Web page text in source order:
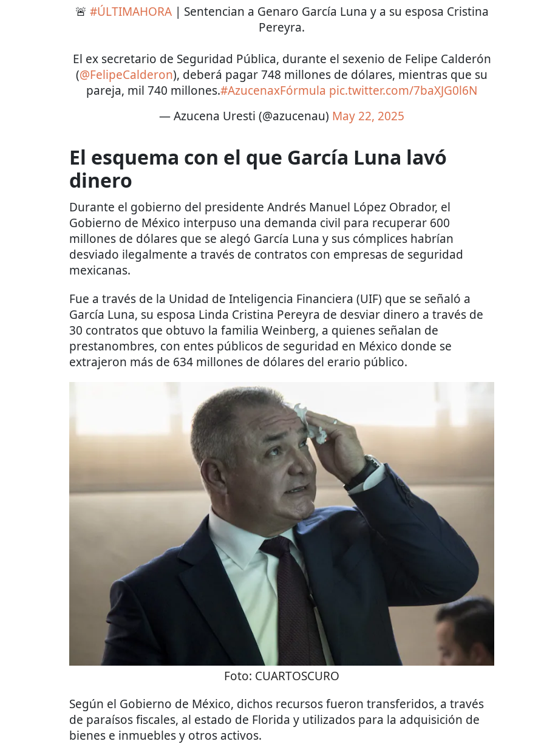
🚨 #ÚLTIMAHORA| Sentencian a Genaro García Luna y a su esposa Cristina
Pereyra.
El ex secretario de Seguridad Pública, durante el sexenio de Felipe Calderón
(@FelipeCalderon), deberá pagar 748 millones de dólares, mientras que su
pareja, mil 740 millones.#AzucenaxFórmula pic.twitter.com/7baXJG0l6N
— Azucena Uresti (@azucenau) May 22, 2025
El esquema con el que García Luna lavó
dinero
Durante el gobierno del presidente Andrés Manuel López Obrador, el
Gobierno de México interpuso una demanda civil para recuperar 600
millones de dólares que se alegó García Luna y sus cómplices habrían
desviado ilegalmente a través de contratos con empresas de seguridad
mexicanas.
Fue a través de la Unidad de Inteligencia Financiera (UIF) que se señaló a
García Luna, su esposa Linda Cristina Pereyra de desviar dinero a través de
30 contratos que obtuvo la familia Weinberg, a quienes señalan de
prestanombres, con entes públicos de seguridad en México donde se
extrajeron más de 634 millones de dólares del erario público.
Foto: CUARTOSCURO
Según el Gobierno de México, dichos recursos fueron transferidos, a través
de paraísos fiscales, al estado de Florida y utilizados para la adquisición de
bienes e inmuebles y otros activos.